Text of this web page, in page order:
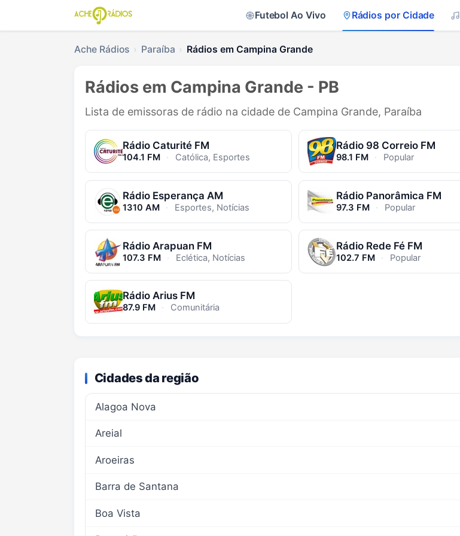
Futebol Ao Vivo Rádios por Cidade
Ache Rádios Paraíba Rádios em Campina Grande
Rádios em Campina Grande - PB
Lista de emissoras de rádio na cidade de Campina Grande, Paraíba
Rádio Caturité FM
104.1 FM · Católica, Esportes
Rádio 98 Correio FM
98.1 FM · Popular
Rádio Esperança AM
1310 AM · Esportes, Notícias
Rádio Panorâmica FM
97.3 FM · Popular
Rádio Arapuan FM
107.3 FM · Eclética, Notícias
Rádio Rede Fé FM
102.7 FM · Popular
Rádio Arius FM
87.9 FM · Comunitária
Cidades da região
Alagoa Nova
Areial
Aroeiras
Barra de Santana
Boa Vista